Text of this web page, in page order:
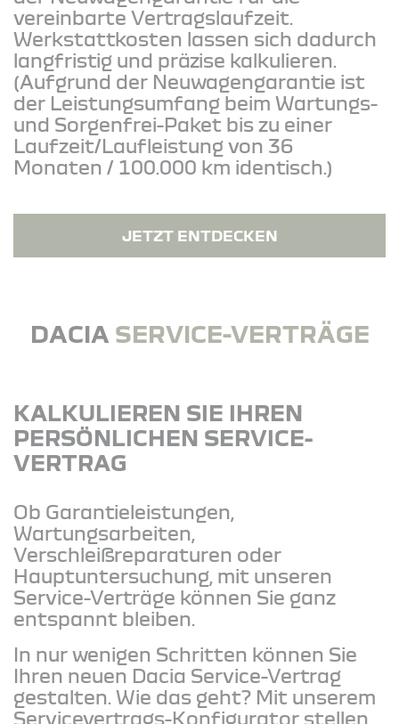
vereinbarte Vertragslaufzeit.
Werkstattkosten lassen sich dadurch
langfristig und präzise kalkulieren.
(Aufgrund der Neuwagengarantie ist
der Leistungsumfang beim Wartungs-
und Sorgenfrei-Paket bis zu einer
Laufzeit/Laufleistung von 36
Monaten / 100.000 km identisch.)
JETZT ENTDECKEN
DACIA SERVICE-VERTRÄGE
KALKULIEREN SIE IHREN
PERSÖNLICHEN SERVICE-
VERTRAG
Ob Garantieleistungen,
Wartungsarbeiten,
Verschleißreparaturen oder
Hauptuntersuchung, mit unseren
Service-Verträge können Sie ganz
entspannt bleiben.
In nur wenigen Schritten können Sie
Ihren neuen Dacia Service-Vertrag
gestalten. Wie das geht? Mit unserem
Servicevertrags-Konfigurator stellen